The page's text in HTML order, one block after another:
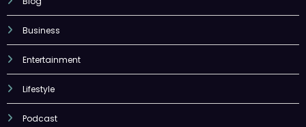
Business
Entertainment
Lifestyle
Podcast